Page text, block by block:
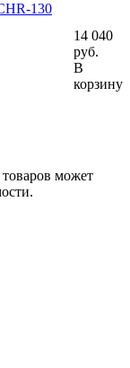
130
14 040
руб.
В
корзину
может